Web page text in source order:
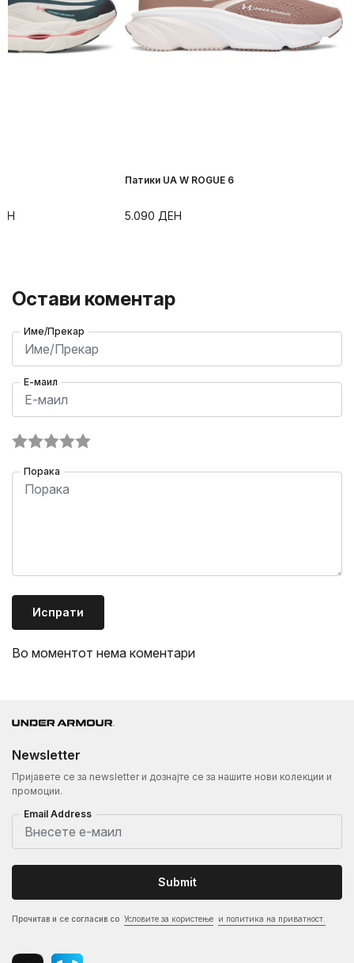
Патики UA W ROGUE 6
5.090 ДЕН
Остави коментар
Име/Прекар
Е-маил
Порака
Испрати
Во моментот нема коментари
Newsletter
Пријавете се за newsletter и дознајте се за нашите нови колекции и
промоции.
Email Address
Submit
Прочитав и се согласив со Условите за користење и политика на приватност.